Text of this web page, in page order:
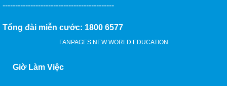
--------------------------------------------
Tổng đài miễn cước: 1800 6577
FANPAGES NEW WORLD EDUCATION
Giờ Làm Việc